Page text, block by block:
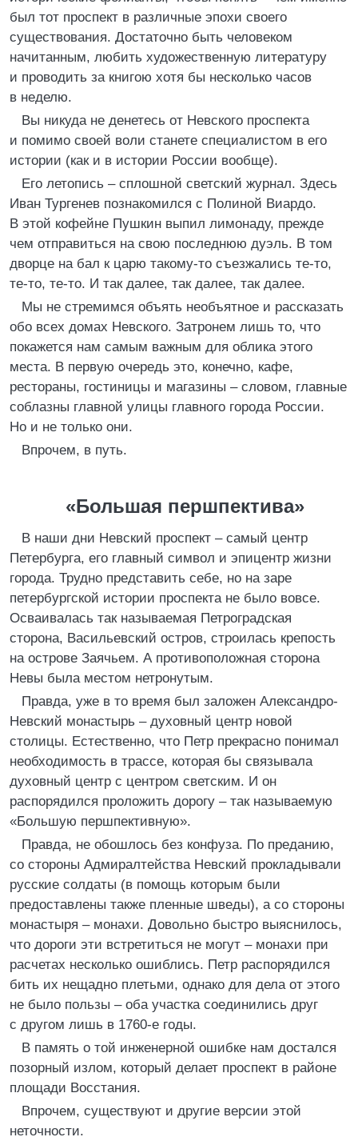
был тот проспект в различные эпохи своего
существования. Достаточно быть человеком
начитанным, любить художественную литературу
и проводить за книгою хотя бы несколько часов
в неделю.
Вы никуда не денетесь от Невского проспекта
и помимо своей воли станете специалистом в его
истории (как и в истории России вообще).
Его летопись – сплошной светский журнал. Здесь
Иван Тургенев познакомился с Полиной Виардо.
В этой кофейне Пушкин выпил лимонаду, прежде
чем отправиться на свою последнюю дуэль. В том
дворце на бал к царю такому-то съезжались те-то,
те-то, те-то. И так далее, так далее, так далее.
Мы не стремимся объять необъятное и рассказать
обо всех домах Невского. Затронем лишь то, что
покажется нам самым важным для облика этого
места. В первую очередь это, конечно, кафе,
рестораны, гостиницы и магазины – словом, главные
соблазны главной улицы главного города России.
Но и не только они.
Впрочем, в путь.
«Большая першпектива»
В наши дни Невский проспект – самый центр
Петербурга, его главный символ и эпицентр жизни
города. Трудно представить себе, но на заре
петербургской истории проспекта не было вовсе.
Осваивалась так называемая Петроградская
сторона, Васильевский остров, строилась крепость
на острове Заячьем. А противоположная сторона
Невы была местом нетронутым.
Правда, уже в то время был заложен Александро-
Невский монастырь – духовный центр новой
столицы. Естественно, что Петр прекрасно понимал
необходимость в трассе, которая бы связывала
духовный центр с центром светским. И он
распорядился проложить дорогу – так называемую
«Большую першпективную».
Правда, не обошлось без конфуза. По преданию,
со стороны Адмиралтейства Невский прокладывали
русские солдаты (в помощь которым были
предоставлены также пленные шведы), а со стороны
монастыря – монахи. Довольно быстро выяснилось,
что дороги эти встретиться не могут – монахи при
расчетах несколько ошиблись. Петр распорядился
бить их нещадно плетьми, однако для дела от этого
не было пользы – оба участка соединились друг
с другом лишь в 1760-е годы.
В память о той инженерной ошибке нам достался
позорный излом, который делает проспект в районе
площади Восстания.
Впрочем, существуют и другие версии этой
неточности.